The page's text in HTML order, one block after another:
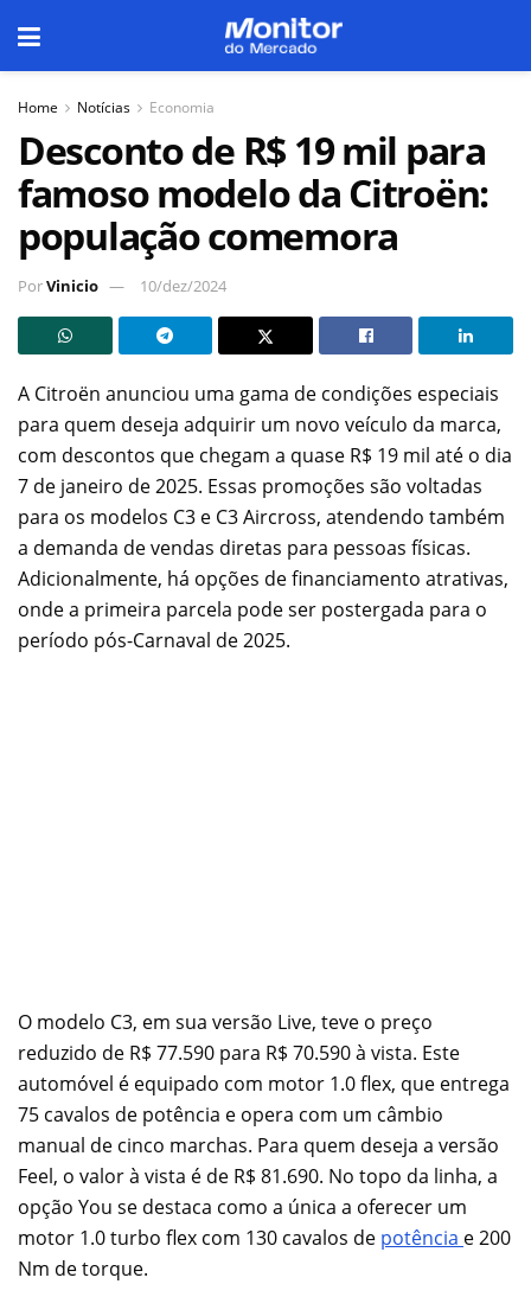
Home Notícias Economia
Desconto de R$ 19 mil para
famoso modelo da Citroën:
população comemora
PorVinicio 10/dez/2024
A Citroën anunciou uma gama de condições especiais
para quem deseja adquirir um novo veículo da marca,
com descontos que chegam a quase R$ 19 mil até o dia
7 de janeiro de 2025. Essas promoções são voltadas
para os modelos C3 e C3 Aircross, atendendo também
a demanda de vendas diretas para pessoas físicas.
Adicionalmente, há opções de financiamento atrativas,
onde a primeira parcela pode ser postergada para o
período pós-Carnaval de 2025.
O modelo C3, em sua versão Live, teve o preço
reduzido de R$ 77.590 para R$ 70.590 à vista. Este
automóvel é equipado com motor 1.0 flex, que entrega
75 cavalos de potência e opera com um câmbio
manual de cinco marchas. Para quem deseja a versão
Feel, o valor à vista é de R$ 81.690. No topo da linha, a
opção You se destaca como a única a oferecer um
motor 1.0 turbo flex com 130 cavalos de potência e 200
Nm de torque.